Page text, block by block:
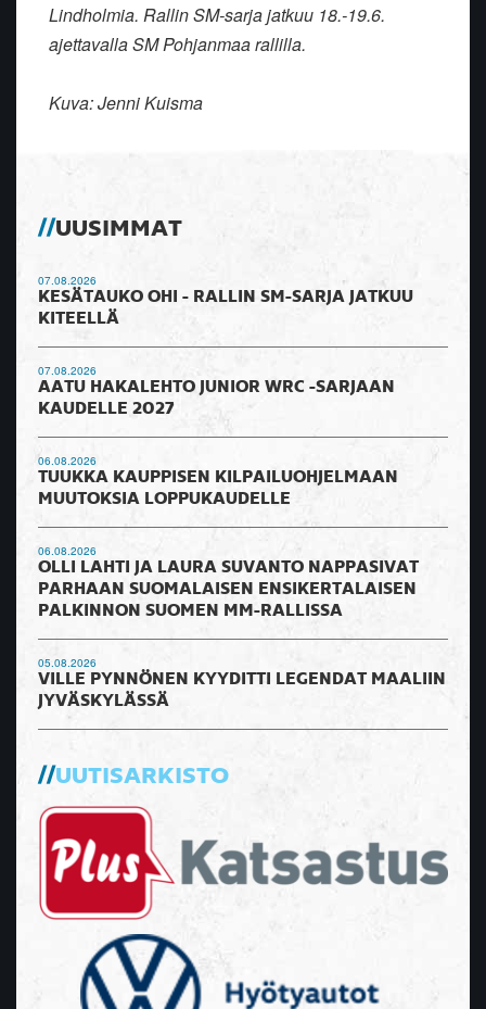
Lindholmia. Rallin SM-sarja jatkuu 18.-19.6.
ajettavalla SM Pohjanmaa rallilla.
Kuva: Jenni Kuisma
UUSIMMAT
07.08.2026
KESÄTAUKO OHI - RALLIN SM-SARJA JATKUU
KITEELLÄ
07.08.2026
AATU HAKALEHTO JUNIOR WRC -SARJAAN
KAUDELLE 2027
06.08.2026
TUUKKA KAUPPISEN KILPAILUOHJELMAAN
MUUTOKSIA LOPPUKAUDELLE
06.08.2026
OLLI LAHTI JA LAURA SUVANTO NAPPASIVAT
PARHAAN SUOMALAISEN ENSIKERTALAISEN
PALKINNON SUOMEN MM-RALLISSA
05.08.2026
VILLE PYNNÖNEN KYYDITTI LEGENDAT MAALIIN
JYVÄSKYLÄSSÄ
UUTISARKISTO